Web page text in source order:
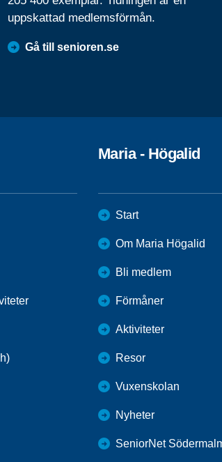
uppskattad medlemsförmån.
Gå till senioren.se
Maria - Högalid
Start
Om Maria Högalid
Bli medlem
Förmåner
Aktiviteter
Resor
Vuxenskolan
Nyheter
SeniorNet